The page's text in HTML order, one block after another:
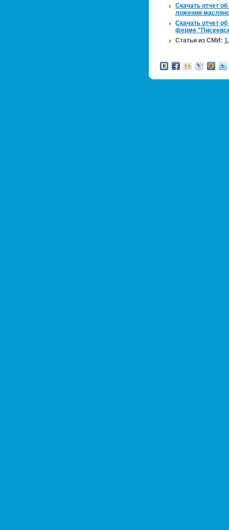
Ска­чать отчет
ло­же­ния
Ска­чать отчет
ферме
Ста­тьи из СМИ: 1